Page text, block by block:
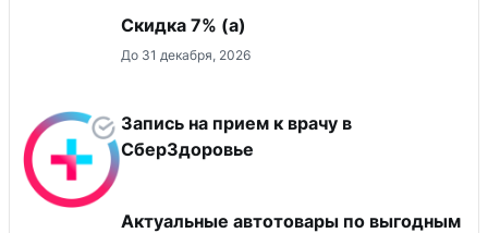
Скидка ​7% (а)
До 31 декабря, 2026
Запись на прием к врачу в
СберЗдоровье
Актуальные автотовары по выгодным